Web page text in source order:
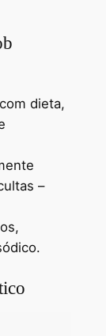
dieta,
–